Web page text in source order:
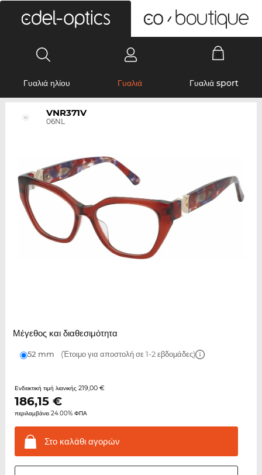
Γυαλιά ηλίου Γυαλιά Γυαλιά sport
VNR371V
06NL
Μέγεθος και διαθεσιμότητα
52 mm (Έτοιμο για αποστολή σε 1-2 εβδομάδες)
Ενδεικτική τιμή λιανικής 219,00 €
186,15€
περιλαμβάνει 24.00% ΦΠΑ
Στο καλάθιαγορών